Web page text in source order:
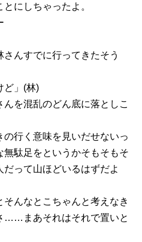
にしちゃったよ。
んすでに行ってきたそう
ど」(林)
を混乱のどん底に落としこ
行く意味を見いだせないっ
駄足をというかそもそもそ
って山ほどいるはずだよ
んなとこちゃんと考えなき
……まあそれはそれで置いと